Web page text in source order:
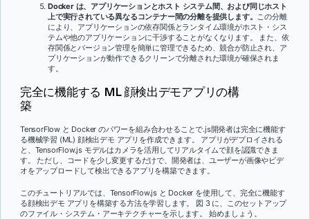
Docker は、アプリケーションとホスト システム間、および同じホスト
上で実行されている異なるコンテナー間の分離を提供します。 この分離
により、アプリケーションの依存関係とランタイム環境がホスト・シス
テムや他のアプリケーションに干渉することがなくなります。 また、依
存関係とバージョン管理を簡単に管理できるため、競合が防止され、ア
プリケーションが動作できるクリーンで分離された環境が確保されま
す。
完全に機能する ML 顔検出デモアプリの構
築
TensorFlow と Docker のパワーを組み合わせることで.js開発者は完全に機能す
る機械学習 (ML) 顔検出デモ アプリを作成できます。 アプリがデプロイされる
と、TensorFlow.js モデルはカメラを活用してリアルタイムで顔を認識できま
す。 ただし、コードを少し変更するだけで、開発者は、ユーザーが画像やビデ
オをアップロードして検出できるアプリを構築できます。
このチュートリアルでは、TensorFlow.js と Docker を使用して、完全に機能す
る顔検出デモ アプリを構築する方法を学習します。 図 3 に、このセットアップ
のファイル・システム・アーキテクチャーを示します。 始めましょう。